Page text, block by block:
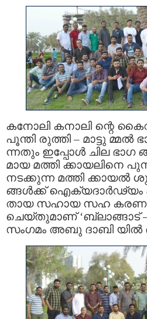
കനോലി കനാലി ന്റെ
പൂന്തി രുത്തി – മാട്ടു
ന്നതും ഇപ്പോൾ ചില ഭാഗ
മായ മത്തി ക്കായലിനെ
നടക്കുന്ന മത്തി ക്കായൽ
ങ്ങൾക്ക് ഐക്യദാർഢ്യം
തായ സഹായ സഹ കരണ
ചെയ്തുമാണ് ‘ബ്ലാങ്ങാട്
സംഗമം അബു ദാബി യിൽ